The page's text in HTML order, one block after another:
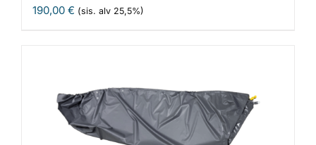
190,00 € (sis. alv 25,5%)